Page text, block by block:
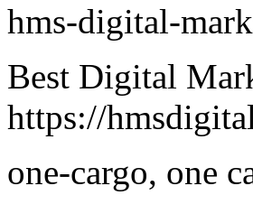
hms-digital-
Best Digital
https://
one-cargo, one